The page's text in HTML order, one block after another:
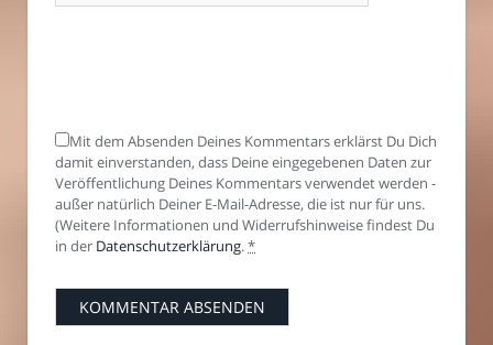
Mit dem Absenden Deines Kommentars erklärst Du Dich
damit einverstanden, dass Deine eingegebenen Daten zur
Veröffentlichung Deines Kommentars verwendet werden -
außer natürlich Deiner E-Mail-Adresse, die ist nur für uns.
(Weitere Informationen und Widerrufshinweise findest Du
in der Datenschutzerklärung.*